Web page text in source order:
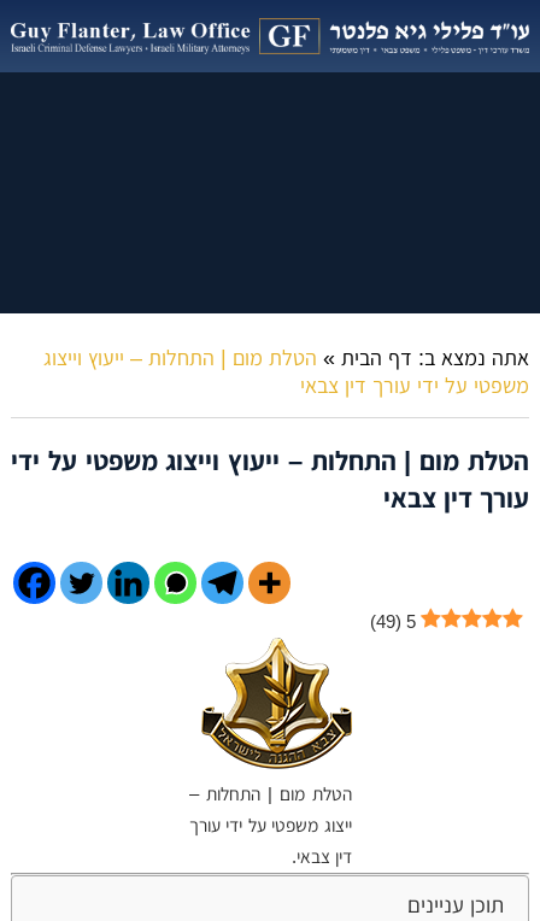
אתה נמצא ב: דף הבית » הטלת מום | התחלות – ייעוץ וייצוג
משפטי על ידי עורך דין צבאי
הטלת מום | התחלות – ייעוץ וייצוג משפטי על ידי
עורך דין צבאי
5
(
49
)
הטלת מום | התחלות –
ייצוג משפטי על ידי עורך
דין צבאי.
תוכן עניינים